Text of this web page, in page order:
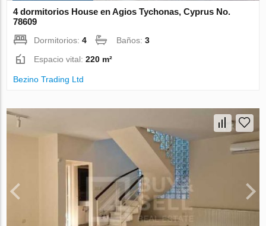
4 dormitorios House en Agios Tychonas, Cyprus No.
78609
Dormitorios:4 Baños:3
Espacio vital:220 m²
Bezino Trading Ltd